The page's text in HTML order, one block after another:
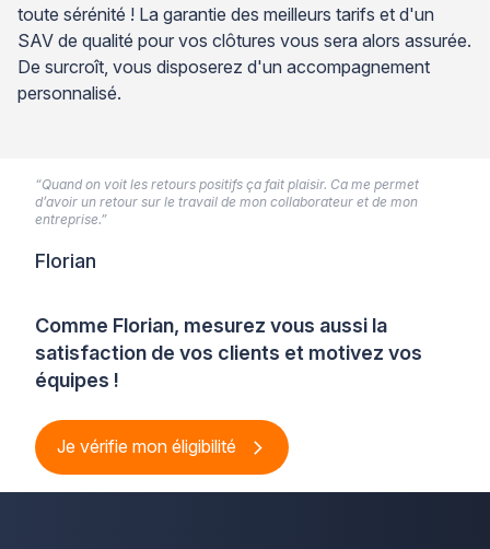
toute sérénité ! La garantie des meilleurs tarifs et d'un
SAV de qualité pour vos clôtures vous sera alors assurée.
De surcroît, vous disposerez d'un accompagnement
personnalisé.
Comme Florian, mesurez vous aussi la
satisfaction de vos clients et motivez vos
équipes !
Je vérifie mon éligibilité
“Quand on voit les retours positifs ça fait plaisir. Ca me permet
d’avoir un retour sur le travail de mon collaborateur et de mon
entreprise.”
Florian